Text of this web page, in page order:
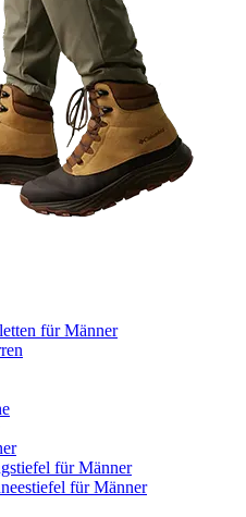
für Männer
für Männer
für Männer